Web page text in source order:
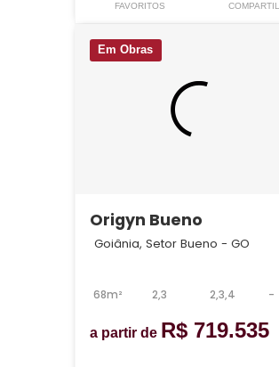
FAVORITOS
Em Obras
Origyn Bueno
Goiânia, Setor Bueno - GO
68m² 2,3 2,3,4 -
a partir de R$ 719.535